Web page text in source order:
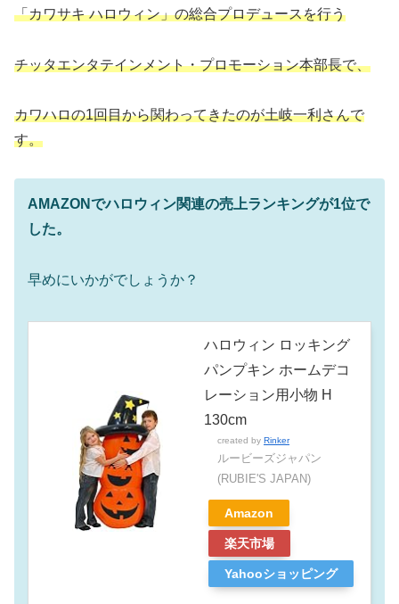
「カワサキ ハロウィン」の総合プロデュースを行う
チッタエンタテインメント・プロモーション本部長で、
カワハロの1回目から関わってきたのが土岐一利さんで
す。
AMAZONでハロウィン関連の売上ランキングが1位で
した。
早めにいかがでしょうか？
ハロウィン ロッキング
パンプキン ホームデコ
レーション用小物 H
130cm
created by Rinker
ルービーズジャパン
(RUBIE'S JAPAN)
Amazon
楽天市場
Yahooショッピング